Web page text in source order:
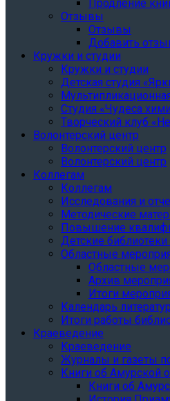
Продление
Отзывы
Отзывы
Добавить
Кружки и студии
Кружки и студии
Детская студия
Студия «Чудеса
Творческий клуб
Волонтерский центр
Волонтерский центр
Волонтерский центр
Коллегам
Коллегам
Исследования и
Методические
Повышение
Детские библиотеки
Областные
Областные
Архив
Итоги
Календарь
Итоги работы
Краеведение
Краеведение
Журналы и газеты
Книги об Амурской
Книги об